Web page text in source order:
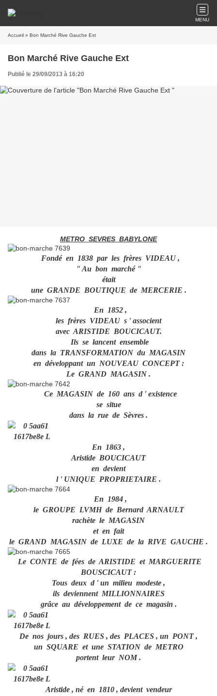
MENU
Accueil » Bon Marché Rive Gauche Ext
Bon Marché Rive Gauche Ext
Publié le 29/09/2013 à 16:20
METRO SEVRES BABYLONE
Fondé en 1838 par les frères VIDEAU ,
" Au bon marché "
était
une GRANDE BOUTIQUE de MERCERIE .
En 1852 ,
les frères VIDEAU s ' associent
avec ARISTIDE BOUCICAUT.
Ils se lancent ensemble
dans la TRANSFORMATION du MAGASIN
en développant un NOUVEAU CONCEPT :
Le GRAND MAGASIN .
Ce MAGASIN de 160 ans d ' existence
se situe
dans la rue de Sèvres .
En 1863 ,
Aristide BOUCICAUT
en devient
l ' UNIQUE PROPRIETAIRE .
En 1984 ,
le GROUPE LVMH de Bernard ARNAULT
rachète le MAGASIN
et en fait
le GRAND MAGASIN de LUXE de la RIVE GAUCHE .
Le CONTE de fées de ARISTIDE et MARGUERITE
BOUSCICAUT :
Tous deux d ' un milieu modeste ,
ils deviennent MILLIONNAIRES
grâce au développement de ce magasin .
De nos jours , des RUES , des PLACES , un PONT ,
un SQUARE et une STATION de METRO
portent leur NOM .
Aristide , né en 1810 , devient vendeur